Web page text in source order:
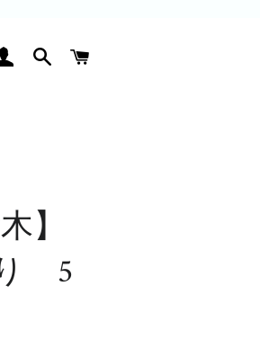
ログイン検索
】
5